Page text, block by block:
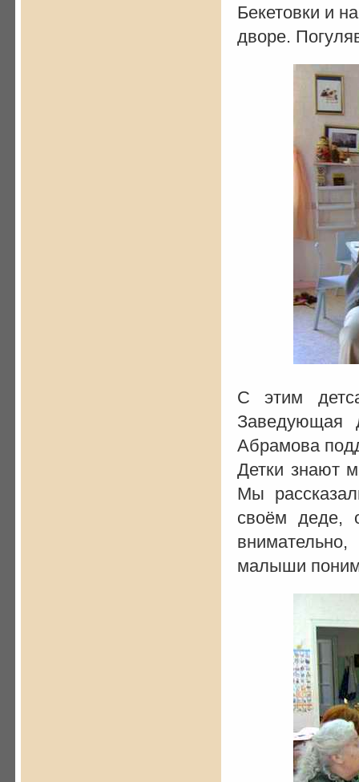
Бекетовки и
дворе.
С этим
Заведующая
Абрамова
Детки знают
Мы
своём деде,
малыши